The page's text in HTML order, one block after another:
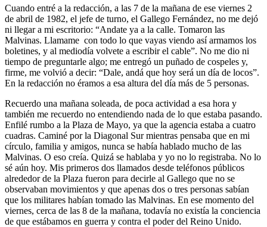
Cuando entré a la redacción, a las 7 de la mañana de ese viernes 2
de abril de 1982, el jefe de turno, el Gallego Fernández, no me dejó
ni llegar a mi escritorio: “Andate ya a la calle. Tomaron las
Malvinas. Llamame con todo lo que vayas viendo así armamos los
boletines, y al mediodía volvete a escribir el cable”. No me dio ni
tiempo de preguntarle algo; me entregó un puñado de cospeles y,
firme, me volvió a decir: “Dale, andá que hoy será un día de locos”.
En la redacción no éramos a esa altura del día más de 5 personas.
Recuerdo una mañana soleada, de poca actividad a esa hora y
también me recuerdo no entendiendo nada de lo que estaba pasando.
Enfilé rumbo a la Plaza de Mayo, ya que la agencia estaba a cuatro
cuadras. Caminé por la Diagonal Sur mientras pensaba que en mi
círculo, familia y amigos, nunca se había hablado mucho de las
Malvinas. O eso creía. Quizá se hablaba y yo no lo registraba. No lo
sé aún hoy. Mis primeros dos llamados desde teléfonos públicos
alrededor de la Plaza fueron para decirle al Gallego que no se
observaban movimientos y que apenas dos o tres personas sabían
que los militares habían tomado las Malvinas. En ese momento del
viernes, cerca de las 8 de la mañana, todavía no existía la conciencia
de que estábamos en guerra y contra el poder del Reino Unido.